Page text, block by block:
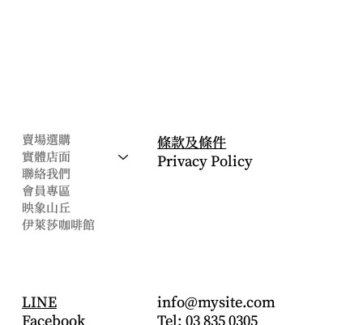
賣場選購
實體店面
聯絡我們
會員專區
映象山丘
伊萊莎咖啡館
條款及條件
Privacy Policy
LINE
Facebook
info@mysite.com
Tel: 03 835 0305